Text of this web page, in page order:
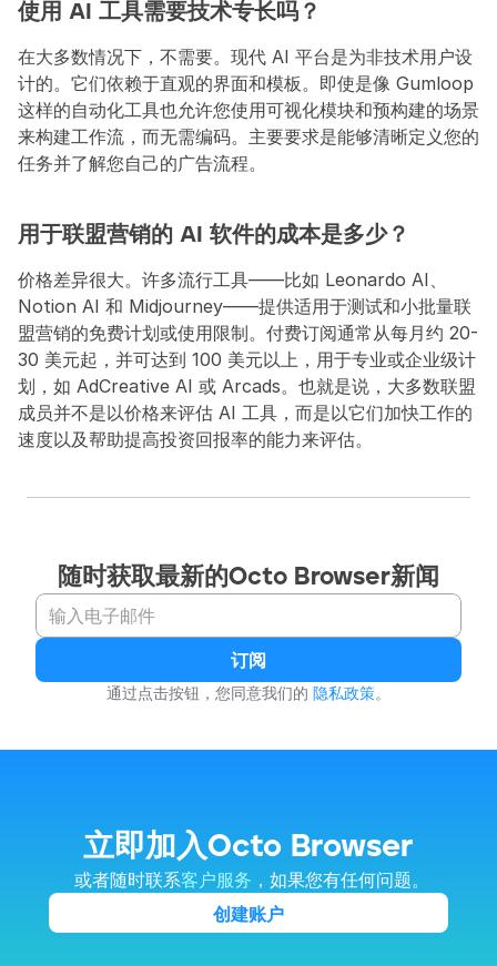
使用 AI 工具需要技术专长吗？
在大多数情况下，不需要。现代 AI 平台是为非技术用户设
计的。它们依赖于直观的界面和模板。即使是像 Gumloop
这样的自动化工具也允许您使用可视化模块和预构建的场景
来构建工作流，而无需编码。主要要求是能够清晰定义您的
任务并了解您自己的广告流程。
用于联盟营销的 AI 软件的成本是多少？
价格差异很大。许多流行工具——比如 Leonardo AI、
Notion AI 和 Midjourney——提供适用于测试和小批量联
盟营销的免费计划或使用限制。付费订阅通常从每月约 20-
30 美元起，并可达到 100 美元以上，用于专业或企业级计
划，如 AdCreative AI 或 Arcads。也就是说，大多数联盟
成员并不是以价格来评估 AI 工具，而是以它们加快工作的
速度以及帮助提高投资回报率的能力来评估。
随时获取最新的Octo Browser新闻
订阅
通过点击按钮，您同意我们的 隐私政策。
立即加入Octo Browser
或者随时联系客户服务 ，如果您有任何问题。
创建账户